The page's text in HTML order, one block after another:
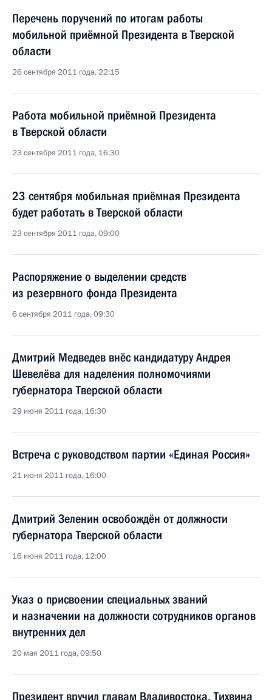
Перечень поручений по итогам работы
мобильной приёмной Президента в Тверской
области
26 сентября 2011 года, 22:15
Работа мобильной приёмной Президента
в Тверской области
23 сентября 2011 года, 16:30
23 сентября мобильная приёмная Президента
будет работать в Тверской области
23 сентября 2011 года, 09:00
Распоряжение о выделении средств
из резервного фонда Президента
6 сентября 2011 года, 09:30
Дмитрий Медведев внёс кандидатуру Андрея
Шевелёва для наделения полномочиями
губернатора Тверской области
29 июня 2011 года, 16:30
Встреча с руководством партии «Единая Россия»
21 июня 2011 года, 16:00
Дмитрий Зеленин освобождён от должности
губернатора Тверской области
16 июня 2011 года, 12:00
Указ о присвоении специальных званий
и назначении на должности сотрудников органов
внутренних дел
20 мая 2011 года, 09:50
Президент вручил главам Владивостока, Тихвина